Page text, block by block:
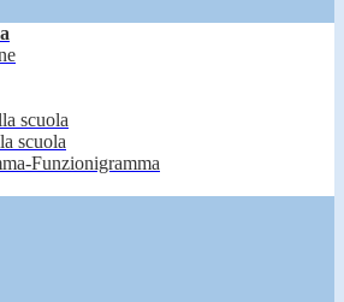
scuola
scuola
Funzionigramma